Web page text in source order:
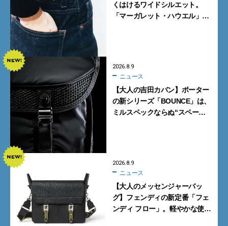
くはけるワイドシルエット。
「マーガレット・ハウエル」と
2026.8.9
ニュース
【大人の吉田カバン】ポーター
の新シリーズ「BOUNCE」は、
ミルスペックならぬ“スペース
2026.8.9
ニュース
【大人のメッセンジャーバッ
グ】フェンディの新定番「フェ
ンディ フロー」。軽やかな使い